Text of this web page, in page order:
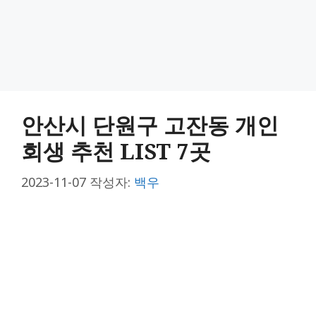
안산시 단원구 고잔동 개인
회생 추천 LIST 7곳
2023-11-07 작성자: 백우